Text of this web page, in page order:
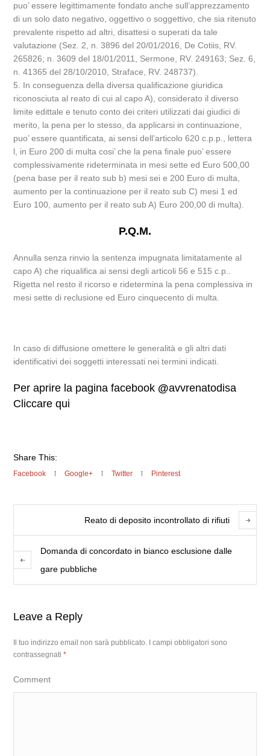
puo’ essere legittimamente fondato anche sull’apprezzamento
di un solo dato negativo, oggettivo o soggettivo, che sia ritenuto
prevalente rispetto ad altri, disattesi o superati da tale
valutazione (Sez. 2, n. 3896 del 20/01/2016, De Cotiis, RV.
265826; n. 3609 del 18/01/2011, Sermone, RV. 249163; Sez. 6,
n. 41365 del 28/10/2010, Straface, RV. 248737).
5. In conseguenza della diversa qualificazione giuridica
riconosciuta al reato di cui al capo A), considerato il diverso
limite edittale e tenuto conto dei criteri utilizzati dai giudici di
merito, la pena per lo stesso, da applicarsi in continuazione,
puo’ essere quantificata, ai sensi dell’articolo 620 c.p.p., lettera
l, in Euro 200 di multa cosi’ che la pena finale puo’ essere
complessivamente rideterminata in mesi sette ed Euro 500,00
(pena base per il reato sub b) mesi sei e 200 Euro di multa,
aumento per la continuazione per il reato sub C) mesi 1 ed
Euro 100, aumento per il reato sub A) Euro 200,00 di multa).
P.Q.M.
Annulla senza rinvio la sentenza impugnata limitatamente al
capo A) che riqualifica ai sensi degli articoli 56 e 515 c.p..
Rigetta nel resto il ricorso e ridetermina la pena complessiva in
mesi sette di reclusione ed Euro cinquecento di multa.
In caso di diffusione omettere le generalità e gli altri dati
identificativi dei soggetti interessati nei termini indicati.
Per aprire la pagina facebook @avvrenatodisa
Cliccare qui
Share This:
Facebook Google+ Twitter Pinterest
Reato di deposito incontrollato di rifiuti
Domanda di concordato in bianco esclusione dalle
gare pubbliche
Leave a Reply
Il tuo indirizzo email non sarà pubblicato.
I campi obbligatori sono
contrassegnati*
Comment